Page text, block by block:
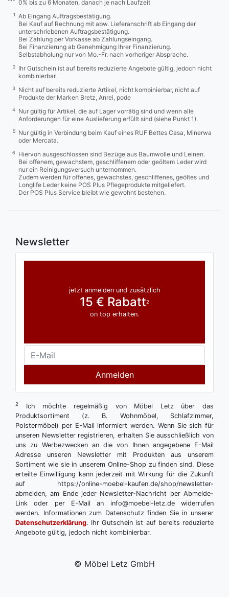
0% bis zu 6 Monaten, danach je nach Laufzeit
1
Ab Eingang Auftragsbestätigung.
Bei Kauf auf Rechnung mit abw. Lieferanschrift ab Eingang der
unterschriebenen Auftragsbestätigung.
Bei Zahlung per Vorkasse ab Zahlungseingang.
Bei Finanzierung ab Genehmigung Ihrer Finanzierung.
Selbstabholung nur von Mo.-Fr. nach vorheriger Absprache.
2
Ihr Gutschein ist auf bereits reduzierte Angebote gültig, jedoch nicht
kombinierbar.
3
Nicht auf bereits reduzierte Artikel, nicht kombinierbar, nicht auf
Produkte der Marken Bretz, Anrei, pode
4
Nur gültig für Artikel, die auf Lager vorrätig sind und wenn alle
Anforderungen für eine Auslieferung erfüllt sind (siehe Punkt 1).
5
Nur gültig in Verbindung beim Kauf eines RUF Bettes Casa, Minerwa
oder Mercata.
6
Hiervon ausgeschlossen sind Bezüge aus Baumwolle und Leinen.
Bei offenem, gewachstem, geschliffenem oder geöltem Leder wird
nur ein Reinigungsversuch unternommen.
Zudem werden für offenes, gewachstes, geschliffenes, geöltes und
Longlife Leder keine POS Plus Pflegeprodukte mitgeliefert.
Der POS Plus Service bleibt wie gewohnt bestehen.
Newsletter
jetzt anmelden und zusätzlich
15 € Rabatt2
on top erhalten.
Anmelden
2
Ich möchte regelmäßig von Möbel Letz über das
Produktsortiment (z. B. Wohnmöbel, Schlafzimmer,
Polstermöbel) per E-Mail informiert werden. Wenn Sie sich für
unseren Newsletter registrieren, erhalten Sie ausschließlich von
uns zu Werbezwecken an die von Ihnen angegebene E-Mail
Adresse unseren Newsletter mit Produkten aus unserem
Sortiment wie sie in unserem Online-Shop zu finden sind. Diese
erteilte Einwilligung kann jederzeit mit Wirkung für die Zukunft
auf https://online-moebel-kaufen.de/shop/newsletter-
abmelden, am Ende jeder Newsletter-Nachricht per Abmelde-
Link oder per E-Mail an info@moebel-letz.de widerrufen
werden. Informationen zum Datenschutz finden Sie in unserer
Datenschutzerklärung. Ihr Gutschein ist auf bereits reduzierte
Angebote gültig, jedoch nicht kombinierbar.
© Möbel Letz GmbH